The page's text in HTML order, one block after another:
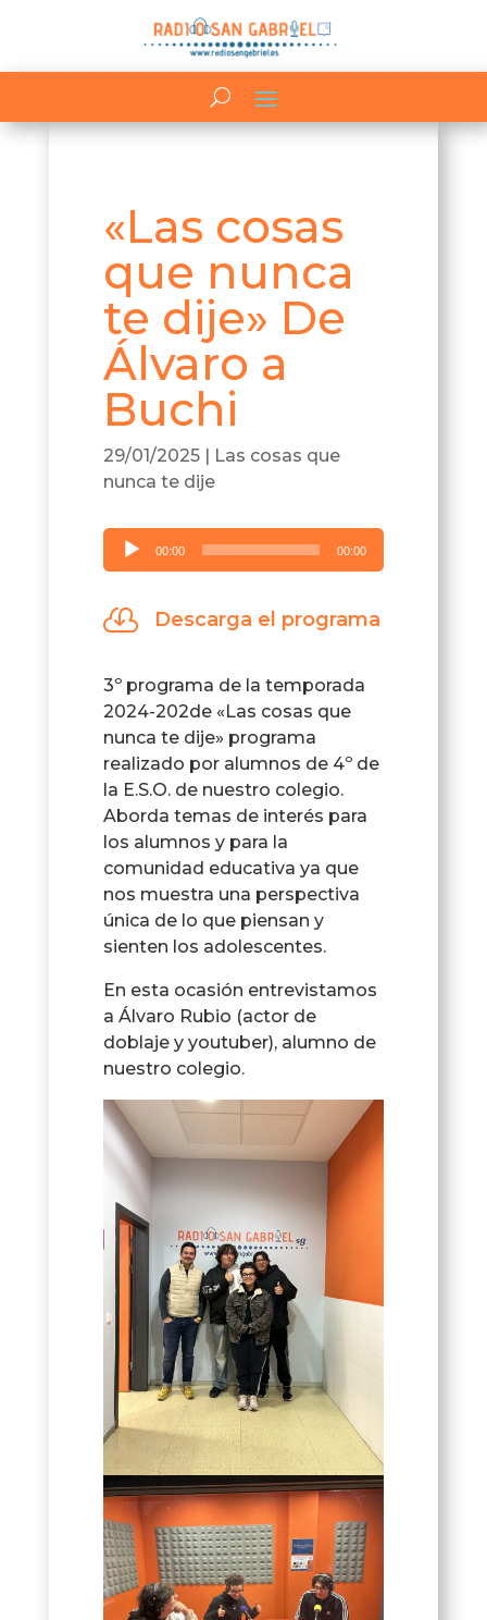
«Las cosas
que nunca
te dije» De
Álvaro a
Buchi
29/01/2025| Las cosas que
nunca te dije
Reproductor
de
00:00 00:00
 Descarga el programa
3º programa de la temporada
2024-202de «Las cosas que
nunca te dije» programa
realizado por alumnos de 4º de
la E.S.O. de nuestro colegio.
Aborda temas de interés para
los alumnos y para la
comunidad educativa ya que
nos muestra una perspectiva
única de lo que piensan y
sienten los adolescentes.
En esta ocasión entrevistamos
a Álvaro Rubio (actor de
doblaje y youtuber), alumno de
nuestro colegio.